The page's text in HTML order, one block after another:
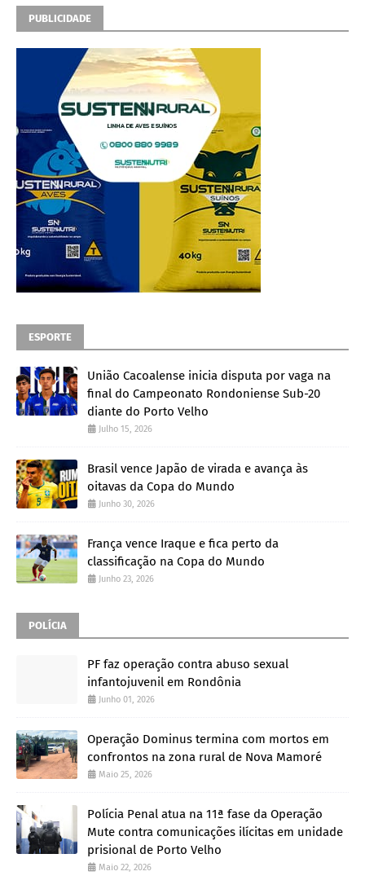
PUBLICIDADE
ESPORTE
União Cacoalense inicia disputa por vaga na
final do Campeonato Rondoniense Sub-20
diante do Porto Velho
Julho 15, 2026
Brasil vence Japão de virada e avança às
oitavas da Copa do Mundo
Junho 30, 2026
França vence Iraque e fica perto da
classificação na Copa do Mundo
Junho 23, 2026
POLÍCIA
PF faz operação contra abuso sexual
infantojuvenil em Rondônia
Junho 01, 2026
Operação Dominus termina com mortos em
confrontos na zona rural de Nova Mamoré
Maio 25, 2026
Polícia Penal atua na 11ª fase da Operação
Mute contra comunicações ilícitas em unidade
prisional de Porto Velho
Maio 22, 2026